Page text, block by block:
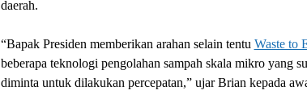
daerah.
“Bapak Presiden memberikan arahan selain tentu Waste to
beberapa teknologi pengolahan sampah skala mikro yang
diminta untuk dilakukan percepatan,” ujar Brian kepada